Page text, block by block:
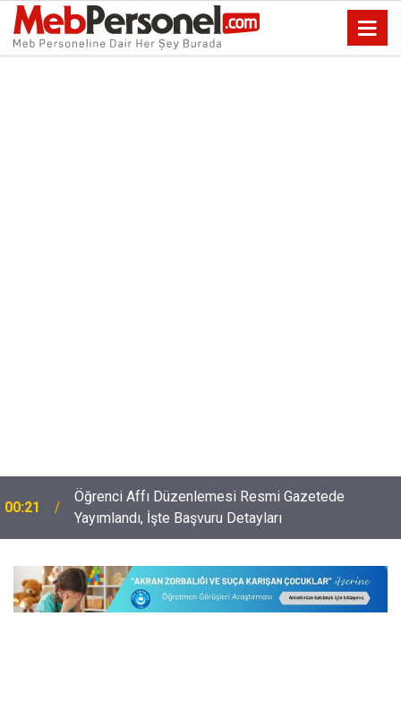
00:21
Öğrenci Affı Düzenlemesi Resmi Gazetede
Yayımlandı, İşte Başvuru Detayları